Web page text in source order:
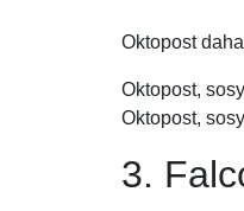
Oktopost
Oktopost,
Oktopost,
3.